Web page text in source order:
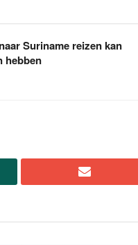
Suriname reizen kan
hebben